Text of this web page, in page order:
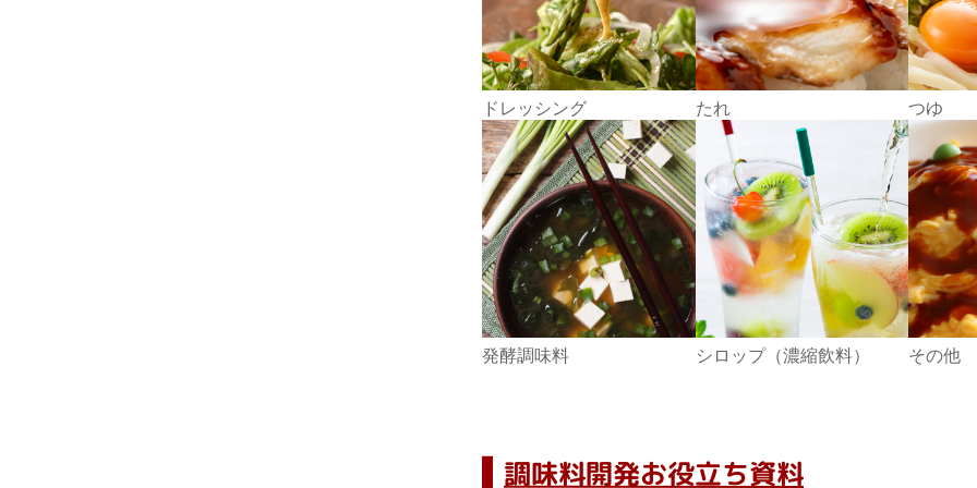
ドレッシング たれ つゆ
発酵調味料 シロップ（濃縮飲料） その他
調味料開発お役立ち資料